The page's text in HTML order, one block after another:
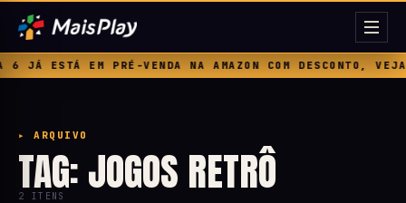
EM PRÉ-VENDA NA AMAZON COM DESCONTO,
▸ ARQUIVO
TAG: JOGOS RETRÔ
2 ITENS